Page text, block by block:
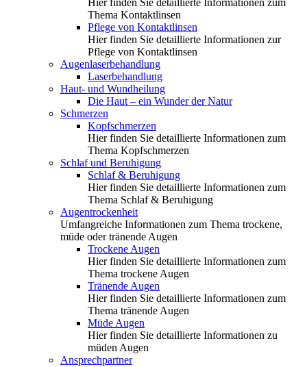
Hier finden Sie detaillierte Informationen zum
Thema Kontaktlinsen
Pflege von Kontaktlinsen
Hier finden Sie detaillierte Informationen zur
Pflege von Kontaktlinsen
Augenlaserbehandlung
Laserbehandlung
Haut- und Wundheilung
Die Haut – ein Wunder der Natur
Schmerzen
Kopfschmerzen
Hier finden Sie detaillierte Informationen zum
Thema Kopfschmerzen
Schlaf und Beruhigung
Schlaf & Beruhigung
Hier finden Sie detaillierte Informationen zum
Thema Schlaf & Beruhigung
Augentrockenheit
Umfangreiche Informationen zum Thema trockene,
müde oder tränende Augen
Trockene Augen
Hier finden Sie detaillierte Informationen zum
Thema trockene Augen
Tränende Augen
Hier finden Sie detaillierte Informationen zum
Thema tränende Augen
Müde Augen
Hier finden Sie detaillierte Informationen zu
müden Augen
Ansprechpartner